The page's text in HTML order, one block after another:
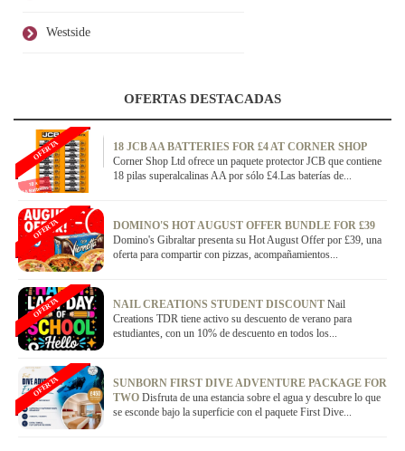
Westside
OFERTAS DESTACADAS
18 JCB AA BATTERIES FOR £4 AT CORNER SHOP
Corner Shop Ltd ofrece un paquete protector JCB que contiene
18 pilas superalcalinas AA por sólo £4.Las baterías de...
OFERTA
DOMINO'S HOT AUGUST OFFER BUNDLE FOR £39
Domino's Gibraltar presenta su Hot August Offer por £39, una
oferta para compartir con pizzas, acompañamientos...
OFERTA
NAIL CREATIONS STUDENT DISCOUNT Nail
Creations TDR tiene activo su descuento de verano para
estudiantes, con un 10% de descuento en todos los...
OFERTA
SUNBORN FIRST DIVE ADVENTURE PACKAGE FOR
TWO Disfruta de una estancia sobre el agua y descubre lo que
se esconde bajo la superficie con el paquete First Dive...
OFERTA